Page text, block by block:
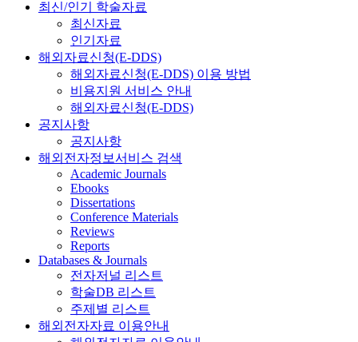
최신/인기 학술자료
최신자료
인기자료
해외자료신청(E-DDS)
해외자료신청(E-DDS) 이용 방법
비용지원 서비스 안내
해외자료신청(E-DDS)
공지사항
공지사항
해외전자정보서비스 검색
Academic Journals
Ebooks
Dissertations
Conference Materials
Reviews
Reports
Databases & Journals
전자저널 리스트
학술DB 리스트
주제별 리스트
해외전자자료 이용안내